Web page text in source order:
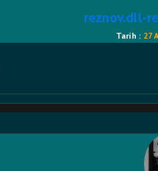
reznov.dll-
Tarih : 27